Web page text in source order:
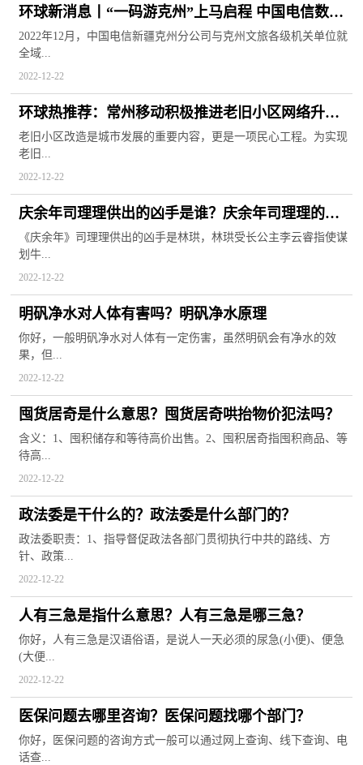
环球新消息丨“一码游克州”上马启程 中国电信数智
赋能新疆文旅发展
2022年12月，中国电信新疆克州分公司与克州文旅各级机关单位就
全域...
2022-12-22
环球热推荐：常州移动积极推进老旧小区网络升级
改造
老旧小区改造是城市发展的重要内容，更是一项民心工程。为实现
老旧...
2022-12-22
庆余年司理理供出的凶手是谁？庆余年司理理的结
局是什么？
《庆余年》司理理供出的凶手是林珙，林珙受长公主李云睿指使谋
划牛...
2022-12-22
明矾净水对人体有害吗？明矾净水原理
你好，一般明矾净水对人体有一定伤害，虽然明矾会有净水的效
果，但...
2022-12-22
囤货居奇是什么意思？囤货居奇哄抬物价犯法吗？
含义：1、囤积储存和等待高价出售。2、囤积居奇指囤积商品、等
待高...
2022-12-22
政法委是干什么的？政法委是什么部门的？
政法委职责：1、指导督促政法各部门贯彻执行中共的路线、方
针、政策...
2022-12-22
人有三急是指什么意思？人有三急是哪三急？
你好，人有三急是汉语俗语，是说人一天必须的尿急(小便)、便急
(大便...
2022-12-22
医保问题去哪里咨询？医保问题找哪个部门？
你好，医保问题的咨询方式一般可以通过网上查询、线下查询、电
话查...